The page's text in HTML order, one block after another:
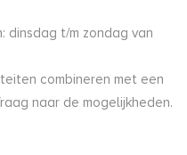
dinsdag t/m zondag van
combineren met een
naar de mogelijkheden.